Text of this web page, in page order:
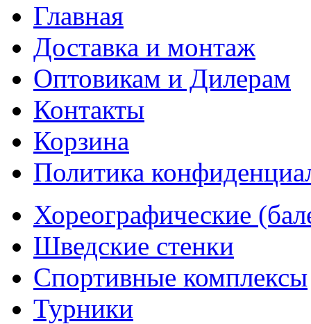
Главная
Доставка и монтаж
Оптовикам и Дилерам
Контакты
Корзина
Политика
Хореографические
Шведские стенки
Cпортивные комплексы
Турники